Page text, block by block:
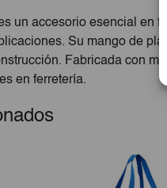
un accesorio esencial en
Su mango de
Fabricada con
en ferretería.